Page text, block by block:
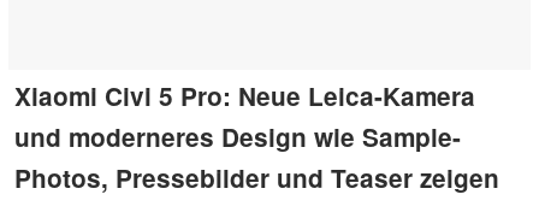
Xiaomi Civi 5 Pro: Neue Leica-Kamera
und moderneres Design wie Sample-
Photos, Pressebilder und Teaser zeigen